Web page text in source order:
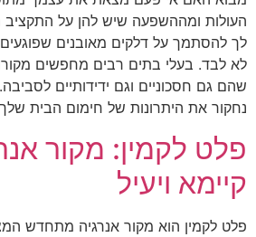
העולות ומההשפעה שיש להן על
לך להסתמך על דלקים מאובנים
לא לבד. בעלי בתים רבים מחפשים
שהם גם חסכוניים וגם ידידותיים
נחקור את היתרונות של חימום הבית
פלט לקמין: מקור
קיימא ויעיל
פלט לקמין הוא מקור אנרגיה מתחדש